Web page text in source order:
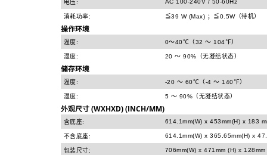
电压: AC 100-240V / 50-60Hz
消耗功率: ≦39 W (Max) ；≦0.5W（待机）
操作环境
温度: 0～40℃（32 ～ 104℉）
湿度: 20 ～ 90%（无凝结状态）
储存环境
温度: -20 ～ 60℃（-4 ～ 140℉）
湿度: 5 ～ 90%（无凝结状态）
外观尺寸 (WXHXD) (INCH/MM)
含底座: 614.1mm(W) x 453mm(H) x 183
不含底座: 614.1mm(W) x 365.65mm(H) x
包装尺寸: 706mm(W) x 471mm (H) x 128mm